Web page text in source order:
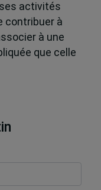
activités
contribuer à
à une
que celle